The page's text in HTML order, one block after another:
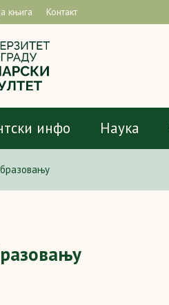
књига Контакт
инфо Наука